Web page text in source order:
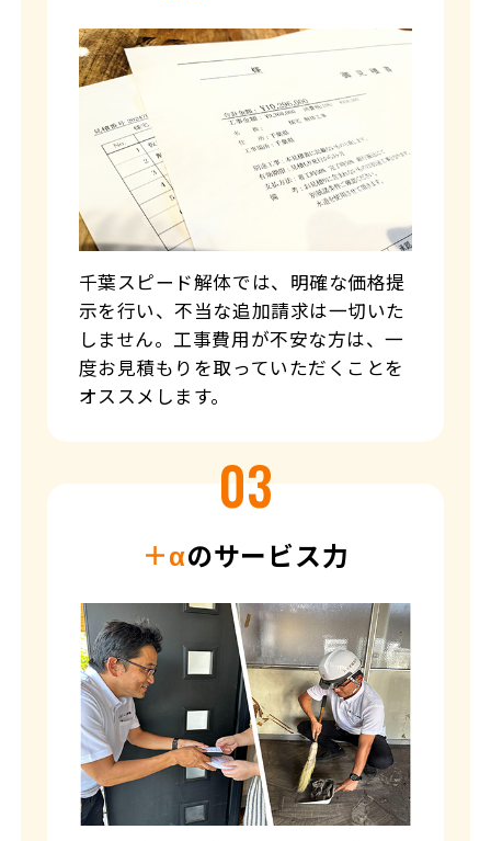
千葉スピード解体では、明確な価格提
示を行い、不当な追加請求は一切いた
しません。工事費用が不安な方は、一
度お見積もりを取っていただくことを
オススメします。
＋αのサービス力